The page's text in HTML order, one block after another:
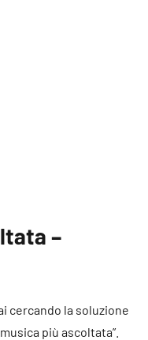
–
cercando la soluzione
più ascoltata”.